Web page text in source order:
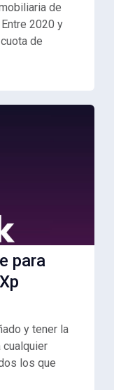
de
2020 y
de
para
y tener la
cualquier
los que